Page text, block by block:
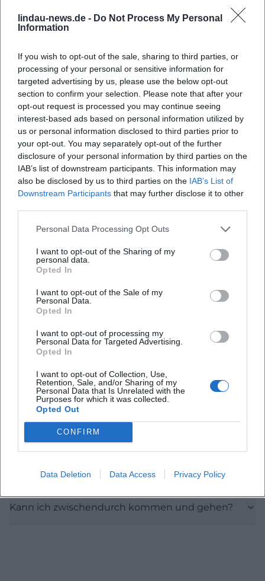
lindau-news.de - Do Not Process My Personal
Information
If you wish to opt-out of the sale, sharing to third parties, or
processing of your personal or sensitive information for
targeted advertising by us, please use the below opt-out
section to confirm your selection. Please note that after your
opt-out request is processed you may continue seeing
interest-based ads based on personal information utilized by
us or personal information disclosed to third parties prior to
your opt-out. You may separately opt-out of the further
disclosure of your personal information by third parties on the
IAB’s list of downstream participants. This information may
also be disclosed by us to third parties on the IAB’s List of
Downstream Participants that may further disclose it to other
Personal Data Processing Opt Outs
I want to opt-out of the Sharing of my
personal data.
Opted In
I want to opt-out of the Sale of my
Personal Data.
Opted In
I want to opt-out of processing my
Personal Data for Targeted Advertising.
Opted In
I want to opt-out of Collection, Use,
Retention, Sale, and/or Sharing of my
Personal Data that Is Unrelated with the
Purposes for which it was collected.
Opted Out
CONFIRM
Data Deletion Data Access Privacy Policy
Parkhaus & Vorbezahlticket Inselhalle – Stadt Lindau
Map unavailable
Open in Google Maps
Häufig gestellte Fragen
Ist der Eintritt kostenfrei?
Wie ist der zeitliche Ablauf?
Gibt es Barrierefreiheit und Hörunterstützung?
Wo kann ich parken?
Welche Musik erwartet mich?
Kann ich zwischendurch kommen und gehen?